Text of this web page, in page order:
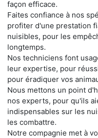
façon efficace.
Faites confiance à nos
profiter d'une prestation
nuisibles, pour les
longtemps.
Nos techniciens font
leur expertise, pour
pour éradiquer vos
Nous mettons un point
nos experts, pour qu'ils
indispensables sur les
les combattre.
Notre compagnie met à